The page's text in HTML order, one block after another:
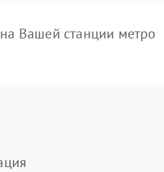
Вашей станции метро